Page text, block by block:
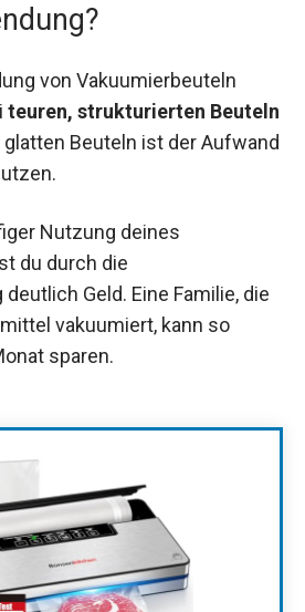
von Vakuumierbeuteln
teuren, strukturierten Beuteln
Beuteln ist der Aufwand
Nutzung deines
du durch die
Geld. Eine Familie, die
vakuumiert, kann so
sparen.